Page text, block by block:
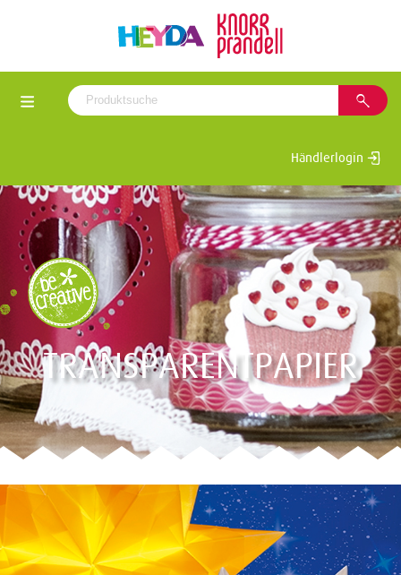
Händlerlogin
TRANSPARENTPAPIER